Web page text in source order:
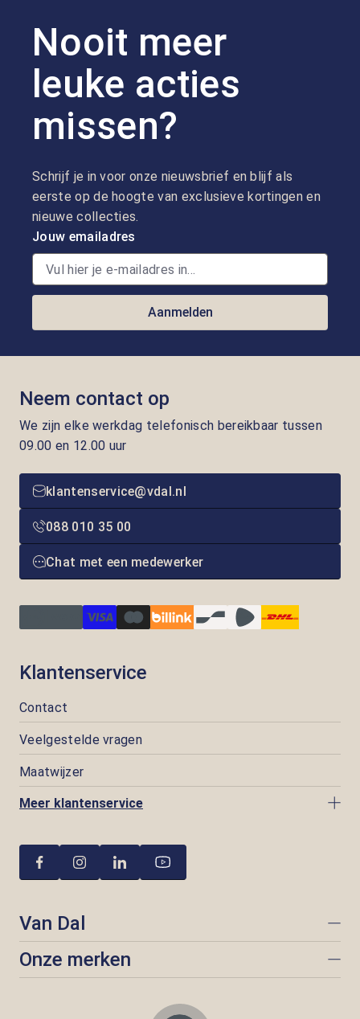
Nooit meer
leuke acties
missen?
Schrijf je in voor onze nieuwsbrief en blijf als
eerste op de hoogte van exclusieve kortingen en
nieuwe collecties.
Jouw emailadres
Aanmelden
Neem contact op
We zijn elke werkdag telefonisch bereikbaar tussen
09.00 en 12.00 uur
klantenservice@vdal.nl
088 010 35 00
Chat met een medewerker
Klantenservice
Contact
Veelgestelde vragen
Maatwijzer
Meer klantenservice
Van Dal
Onze merken